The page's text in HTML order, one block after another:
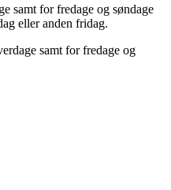
samt for fredage og søndage
eller anden fridag.
samt for fredage og